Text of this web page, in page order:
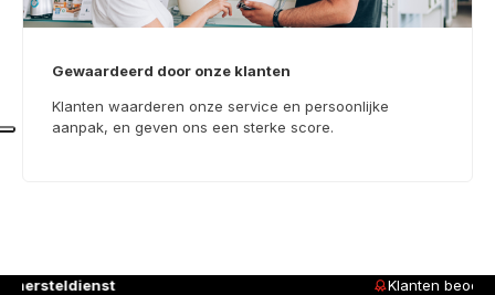
Gewaardeerd door onze klanten
Klanten waarderen onze service en persoonlijke
aanpak, en geven ons een sterke score.
4,8/5